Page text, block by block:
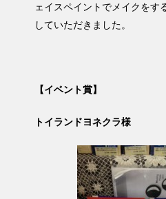
ェイスペイントでメイクをす
していただきました。
【イベント賞】
トイランドヨネクラ様